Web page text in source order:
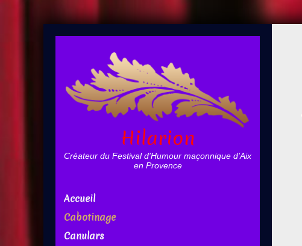
Hilarion
Créateur du Festival d'Humour maçonnique d'Aix
en Provence
Accueil
Cabotinage
Canulars